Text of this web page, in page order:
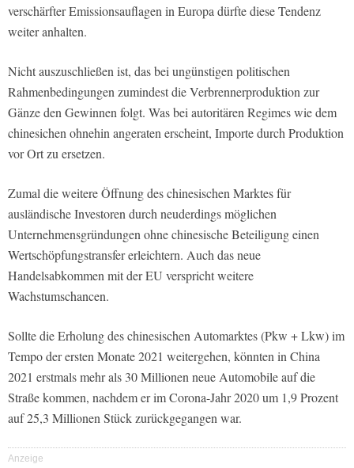
verschärfter Emissionsauflagen in Europa dürfte diese Tendenz
weiter anhalten.
Nicht auszuschließen ist, das bei ungünstigen politischen
Rahmenbedingungen zumindest die Verbrennerproduktion zur
Gänze den Gewinnen folgt. Was bei autoritären Regimes wie dem
chinesichen ohnehin angeraten erscheint, Importe durch Produktion
vor Ort zu ersetzen.
Zumal die weitere Öffnung des chinesischen Marktes für
ausländische Investoren durch neuderdings möglichen
Unternehmensgründungen ohne chinesische Beteiligung einen
Wertschöpfungstransfer erleichtern. Auch das neue
Handelsabkommen mit der EU verspricht weitere
Wachstumschancen.
Sollte die Erholung des chinesischen Automarktes (Pkw + Lkw) im
Tempo der ersten Monate 2021 weitergehen, könnten in China
2021 erstmals mehr als 30 Millionen neue Automobile auf die
Straße kommen, nachdem er im Corona-Jahr 2020 um 1,9 Prozent
auf 25,3 Millionen Stück zurückgegangen war.
Anzeige